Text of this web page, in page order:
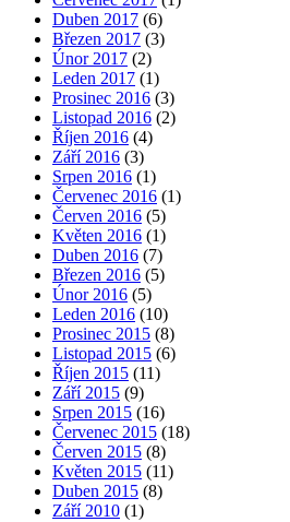
Duben 2017 (6)
Březen 2017 (3)
Únor 2017 (2)
Leden 2017 (1)
Prosinec 2016 (3)
Listopad 2016 (2)
Říjen 2016 (4)
Září 2016 (3)
Srpen 2016 (1)
Červenec 2016 (1)
Červen 2016 (5)
Květen 2016 (1)
Duben 2016 (7)
Březen 2016 (5)
Únor 2016 (5)
Leden 2016 (10)
Prosinec 2015 (8)
Listopad 2015 (6)
Říjen 2015 (11)
Září 2015 (9)
Srpen 2015 (16)
Červenec 2015 (18)
Červen 2015 (8)
Květen 2015 (11)
Duben 2015 (8)
Září 2010 (1)